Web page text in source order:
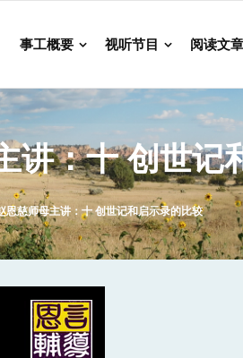
事工概要 视听节目 阅读文章
讲：十 创世记
恩慈师母主讲：十 创世记和启示录的比较